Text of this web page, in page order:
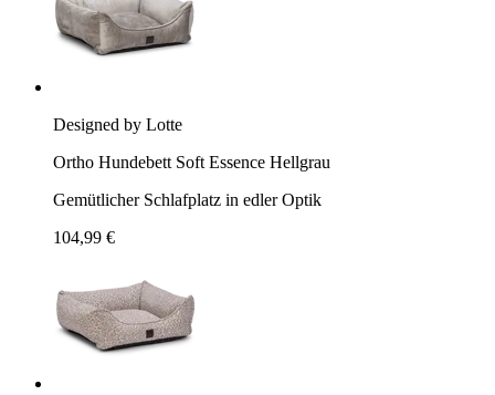
Designed by Lotte
Ortho Hundebett Soft Essence Hellgrau
Gemütlicher Schlafplatz in edler Optik
104,99 €